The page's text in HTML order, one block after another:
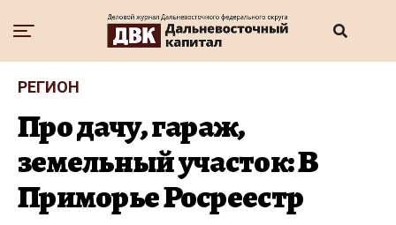
РЕГИОН
Про дачу, гараж,
земельный участок: В
Приморье Росреестр